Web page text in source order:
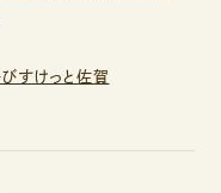
びすけっと佐賀